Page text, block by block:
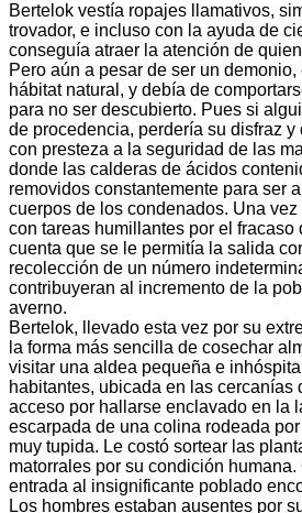
Bertelok vestía ropajes llamativos,
trovador, e incluso con la ayuda de
conseguía atraer la atención de
Pero aún a pesar de ser un
hábitat natural, y debía de
para no ser descubierto. Pues si
de procedencia, perdería su disfraz y
con presteza a la seguridad de las
donde las calderas de ácidos
removidos constantemente para ser
cuerpos de los condenados. Una
con tareas humillantes por el fracaso
cuenta que se le permitía la salida
recolección de un número
contribuyeran al incremento de la
averno.
Bertelok, llevado esta vez por su
la forma más sencilla de cosechar
visitar una aldea pequeña e
habitantes, ubicada en las cercanías
acceso por hallarse enclavado en la
escarpada de una colina rodeada
muy tupida. Le costó sortear las
matorrales por su condición
entrada al insignificante poblado
Los hombres estaban ausentes por